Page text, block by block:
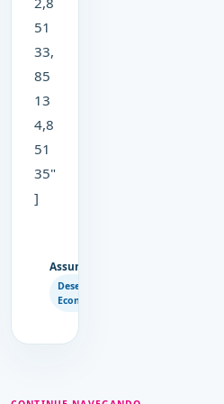
51
33,
85
13
4,8
51
35"
]
Assuntos
Desenvolvimento
Econômico